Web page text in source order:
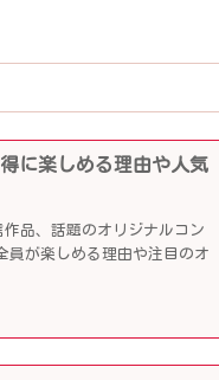
に楽しめる理由や人気
品、話題のオリジナルコン
員が楽しめる理由や注目のオ